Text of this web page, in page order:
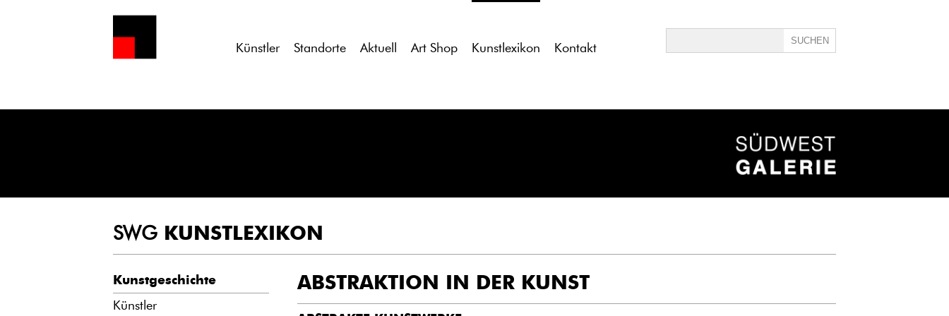
Künstler Standorte Aktuell Art Shop Kunstlexikon Kontakt
SWG KUNSTLEXIKON
Kunstgeschichte
Künstler
ABSTRAKTION IN DER KUNST